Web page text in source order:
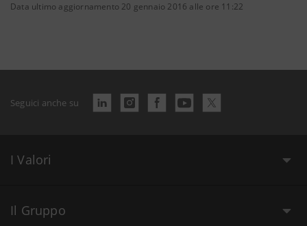
Data ultimo aggiornamento 20 gennaio 2016 alle ore 11:22
Seguici anche su
I Valori
Il Gruppo